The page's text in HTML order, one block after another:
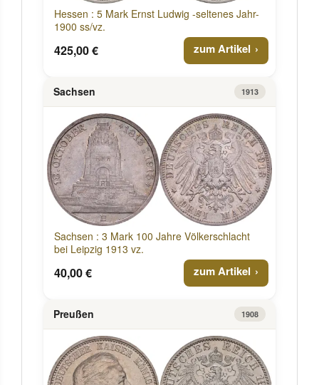
Hessen : 5 Mark Ernst Ludwig -seltenes Jahr-
1900 ss/vz.
425,00 € zum Artikel
Sachsen 1913
Sachsen : 3 Mark 100 Jahre Völkerschlacht
bei Leipzig 1913 vz.
40,00 € zum Artikel
Preußen 1908